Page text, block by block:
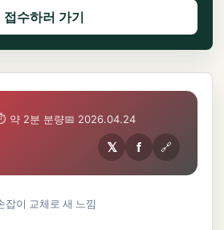
접수하러 가기
약 2분 분량📅 2026.04.24
𝕏 f 🔗
잡이 교체로 새 느낌